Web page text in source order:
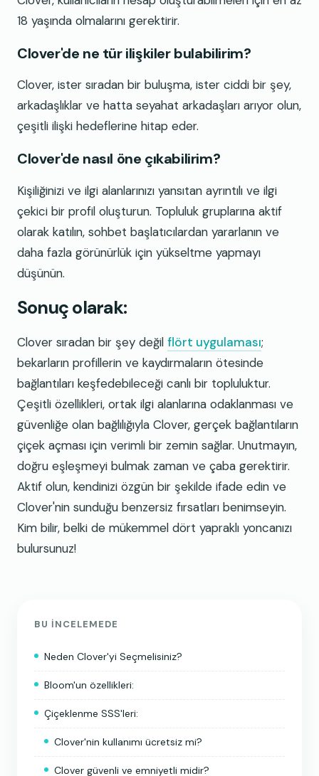
18 yaşında olmalarını gerektirir.
Clover'de ne tür ilişkiler bulabilirim?
Clover, ister sıradan bir buluşma, ister ciddi bir şey,
arkadaşlıklar ve hatta seyahat arkadaşları arıyor olun,
çeşitli ilişki hedeflerine hitap eder.
Clover'de nasıl öne çıkabilirim?
Kişiliğinizi ve ilgi alanlarınızı yansıtan ayrıntılı ve ilgi
çekici bir profil oluşturun. Topluluk gruplarına aktif
olarak katılın, sohbet başlatıcılardan yararlanın ve
daha fazla görünürlük için yükseltme yapmayı
düşünün.
Sonuç olarak:
Clover sıradan bir şey değil flört uygulaması;
bekarların profillerin ve kaydırmaların ötesinde
bağlantıları keşfedebileceği canlı bir topluluktur.
Çeşitli özellikleri, ortak ilgi alanlarına odaklanması ve
güvenliğe olan bağlılığıyla Clover, gerçek bağlantıların
çiçek açması için verimli bir zemin sağlar. Unutmayın,
doğru eşleşmeyi bulmak zaman ve çaba gerektirir.
Aktif olun, kendinizi özgün bir şekilde ifade edin ve
Clover'nin sunduğu benzersiz fırsatları benimseyin.
Kim bilir, belki de mükemmel dört yapraklı yoncanızı
bulursunuz!
BU INCELEMEDE
Neden Clover'yi Seçmelisiniz?
Bloom'un özellikleri:
Çiçeklenme SSS'leri:
Clover'nin kullanımı ücretsiz mi?
Clover güvenli ve emniyetli midir?